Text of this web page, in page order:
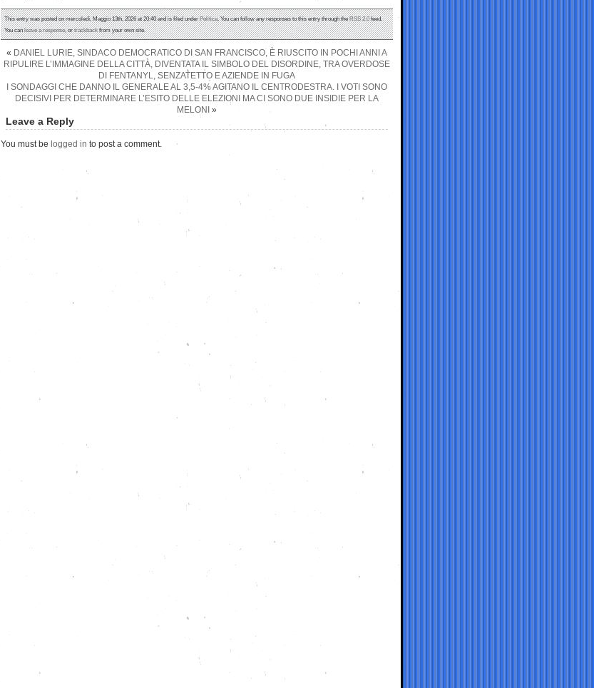
This entry was posted on mercoledì, Maggio 13th, 2026 at 20:40 and is filed underPolitica. You can follow any responses to this entry through theRSS 2.0feed.
You canleave a response, ortrackbackfrom your own site.
« DANIEL LURIE, SINDACO DEMOCRATICO DI SAN FRANCISCO, È RIUSCITO IN POCHI ANNI A
RIPULIRE L’IMMAGINE DELLA CITTÀ, DIVENTATA IL SIMBOLO DEL DISORDINE, TRA OVERDOSE
DI FENTANYL, SENZATETTO E AZIENDE IN FUGA
I SONDAGGI CHE DANNO IL GENERALE AL 3,5-4% AGITANO IL CENTRODESTRA. I VOTI SONO
DECISIVI PER DETERMINARE L’ESITO DELLE ELEZIONI MA CI SONO DUE INSIDIE PER LA
MELONI »
Leave a Reply
You must be logged in to post a comment.